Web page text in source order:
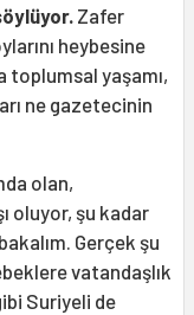
Zafer
heybesine
toplumsal yaşamı,
ne gazetecinin
olan,
oluyor, şu kadar
Gerçek şu
vatandaşlık
Suriyeli de